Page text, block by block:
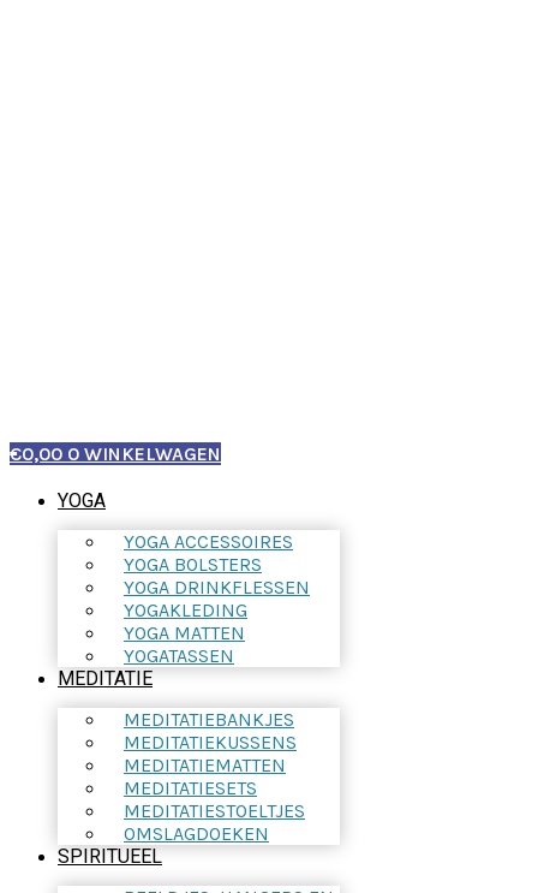
€0,00 0 WINKELWAGEN
YOGA
YOGA ACCESSOIRES
YOGA BOLSTERS
YOGA DRINKFLESSEN
YOGAKLEDING
YOGA MATTEN
YOGATASSEN
MEDITATIE
MEDITATIEBANKJES
MEDITATIEKUSSENS
MEDITATIEMATTEN
MEDITATIESETS
MEDITATIESTOELTJES
OMSLAGDOEKEN
SPIRITUEEL